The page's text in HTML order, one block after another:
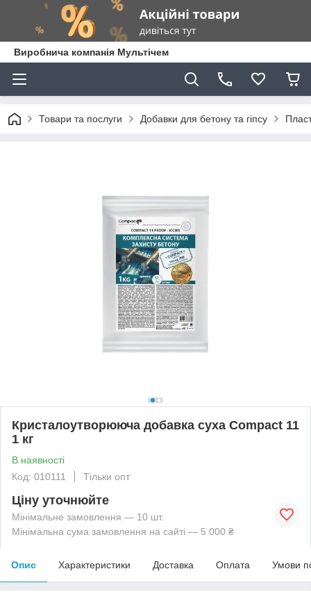
Виробнича компанія Мультічем
Товари та послуги Добавки для бетону та гіпсу
Кристалоутворююча добавка суха Compact 11
1 кг
В наявності
Код: 010111
Тільки опт
Ціну уточнюйте
Мінімальне замовлення — 10 шт.
Мінімальна сума замовлення на сайті — 5 000 ₴
Опис Характеристики Доставка Оплата Умови